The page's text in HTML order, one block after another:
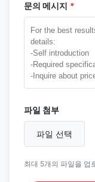
문의 메시지 *
파일 첨부
파일 선택
최대 5개의 파일을 업